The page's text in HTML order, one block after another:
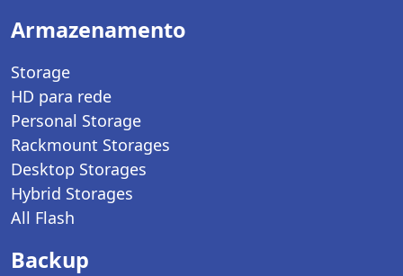
Armazenamento
Storage
HD para rede
Personal Storage
Rackmount Storages
Desktop Storages
Hybrid Storages
All Flash
Backup